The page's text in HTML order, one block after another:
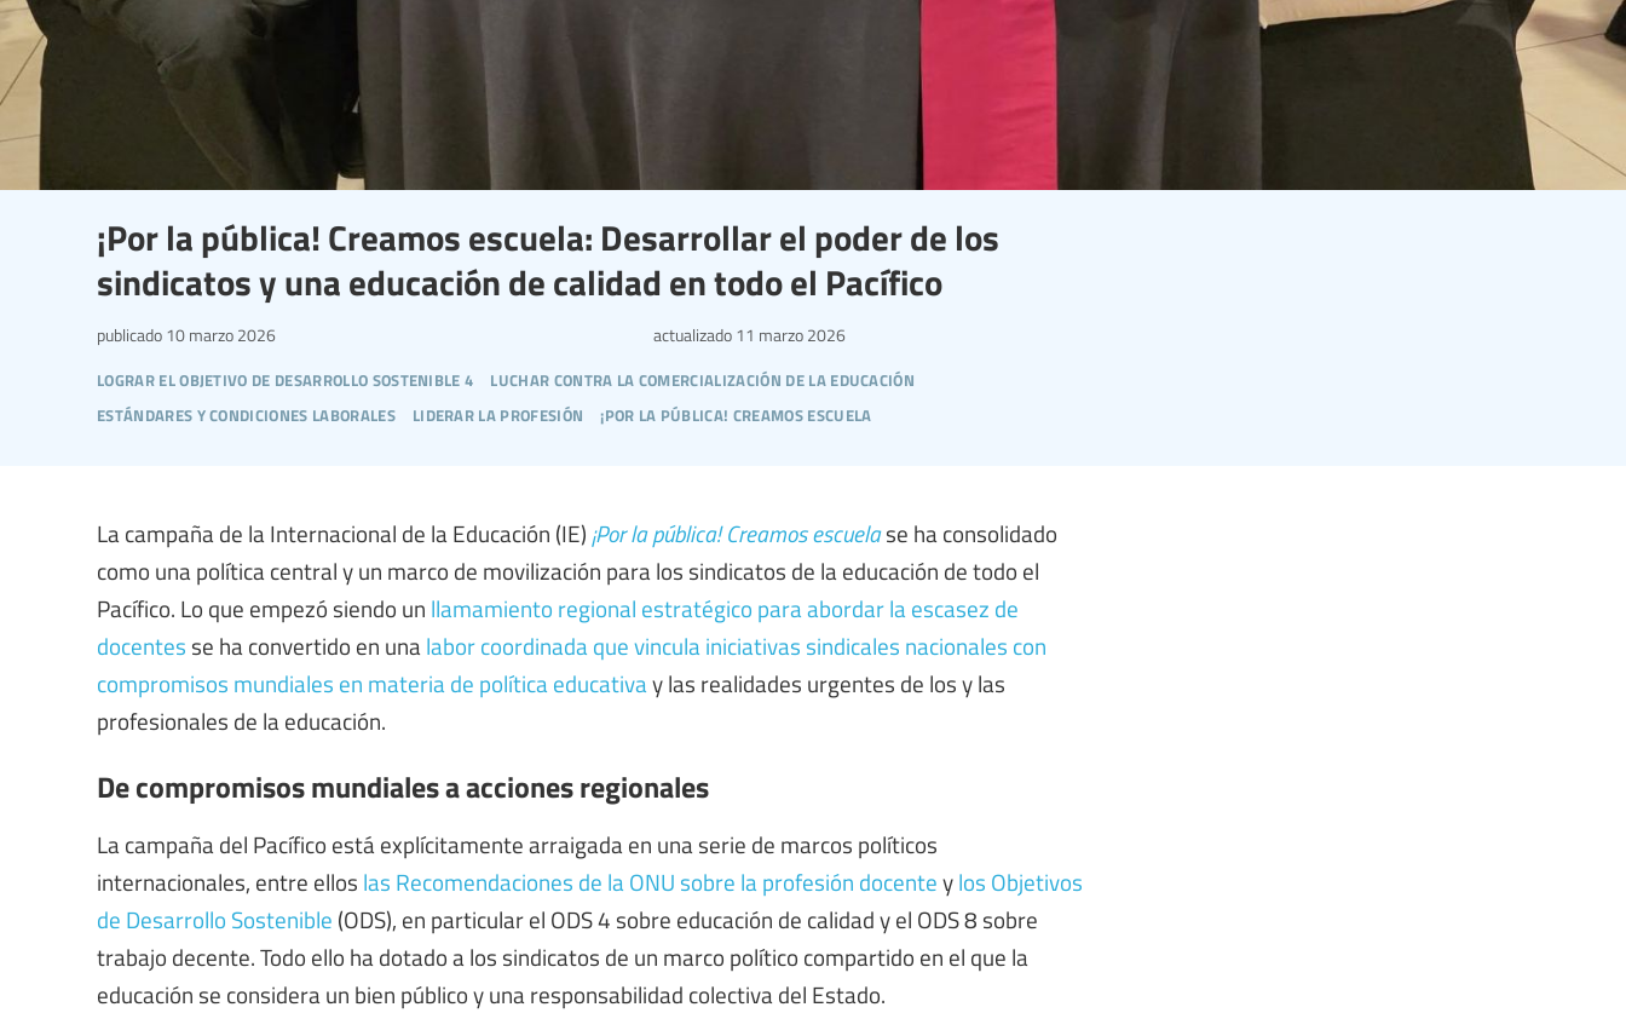
¡Por la pública! Creamos escuela: Desarrollar el poder de los
sindicatos y una educación de calidad en todo el Pacífico
lograr el objetivo de desarrollo sostenible 4 luchar contra la comercialización de la educación
estándares y condiciones laborales liderar la profesión ¡por la pública! creamos escuela
publicado 10 marzo 2026 actualizado 11 marzo 2026
La campaña de la Internacional de la Educación (IE) ¡Por la pública! Creamos escuelase ha consolidado
como una política central y un marco de movilización para los sindicatos de la educación de todo el
Pacífico. Lo que empezó siendo un llamamiento regional estratégico para abordar la escasez de
docentes se ha convertido en una labor coordinada que vincula iniciativas sindicales nacionales con
compromisos mundiales en materia de política educativay las realidades urgentes de los y las
profesionales de la educación.
De compromisos mundiales a acciones regionales
La campaña del Pacífico está explícitamente arraigada en una serie de marcos políticos
internacionales, entre ellos las Recomendaciones de la ONU sobre la profesión docenteylos Objetivos
de Desarrollo Sostenible (ODS), en particular el ODS 4 sobre educación de calidad y el ODS 8 sobre
trabajo decente. Todo ello ha dotado a los sindicatos de un marco político compartido en el que la
educación se considera un bien público y una responsabilidad colectiva del Estado.